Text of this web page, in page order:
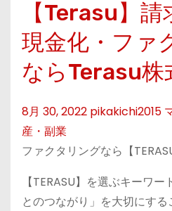
【Terasu】請
現金化・ファ
ならTerasu株
8月 30, 2022 pikakichi2015
産・副業
ファクタリングなら【
【TERASU】を選ぶキーワ
とのつながり」を大切にする